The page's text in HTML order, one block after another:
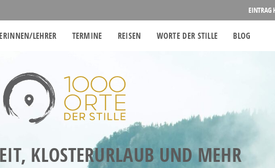
EINTRAG
LEHRER TERMINE REISEN WORTE DER STILLE BLOG
KLOSTERURLAUB UND MEHR